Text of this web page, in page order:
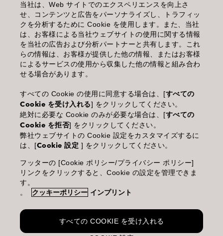
管理情報
利用規約
個人情報保護指針
化粧品等の使用上の注意
(土・日・休日を除く 9:00-12:00 / 13:00-17:00)
※年末年始休業；12/30~1/4
Goldwell is part of Kao Salon Division.
Making life beautiful for salons, stylists and their clients.
当社は、Web サイトでのエクスペリエンスを向上さ
せ、コンテンツと広告をパーソナライズし、トラフィッ
クを分析するために Cookie を使用します。また、当社
は、お客様による当社ウェブサイトの使用に関する情報
を当社の広告および分析パートナーと共有します。これ
らの情報は、お客様が提供した他の情報、またはお客様
によるサービスの使用から収集した他の情報と組み合わ
せる場合があります。
すべての Cookie の使用に同意する場合は、[すべての
Cookie を受け入れる] をクリックしてください。
絶対に必要な Cookie のみが必要な場合は、[すべての
Cookie を拒否] をクリックしてください。
弊社ウェブサイトの Cookie 設定をカスタマイズするに
は、[Cookie 設定 ] をクリックしてください。
フッターの [Cookie ポリシー/プライバシー ポリシー]
リンクをクリックすると、Cookie の設定を管理できま
す。
。
クッキーポリシー インプリント
すべての COOKIE を受け入れる